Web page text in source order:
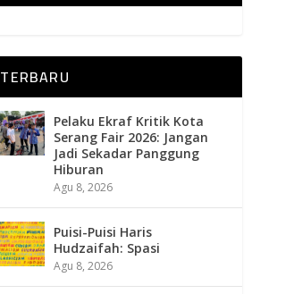
TERBARU
Pelaku Ekraf Kritik Kota
Serang Fair 2026: Jangan
Jadi Sekadar Panggung
Hiburan
Agu 8, 2026
Puisi-Puisi Haris
Hudzaifah: Spasi
Agu 8, 2026